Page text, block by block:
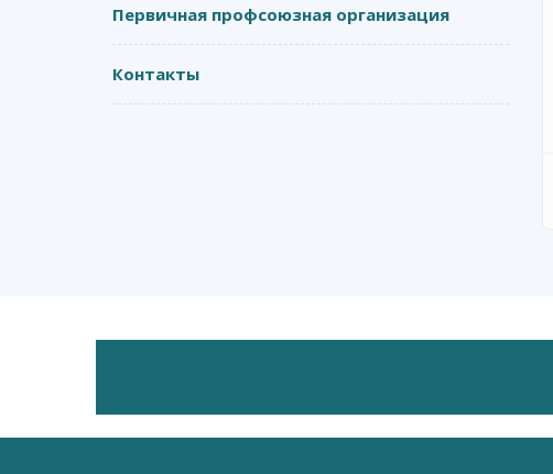
Первичная профсоюзная организация
Контакты